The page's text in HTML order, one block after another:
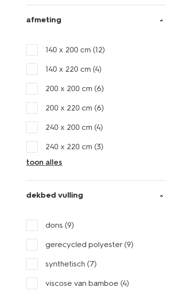
afmeting
140 x 200 cm (12)
140 x 220 cm (4)
200 x 200 cm (6)
200 x 220 cm (6)
240 x 200 cm (4)
240 x 220 cm (3)
toon alles
dekbed vulling
dons (9)
gerecycled polyester (9)
synthetisch (7)
viscose van bamboe (4)